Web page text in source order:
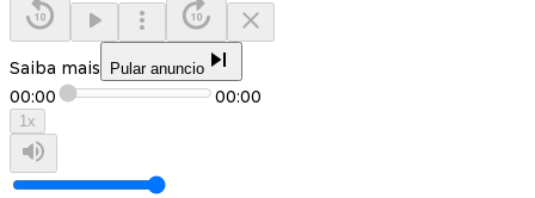
Saiba mais Pular anuncio
00:00 00:00
1x